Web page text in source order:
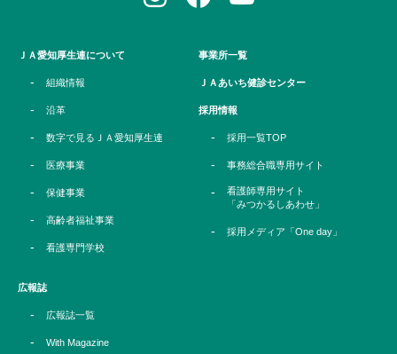
ＪＡ愛知厚生連について
組織情報
沿革
数字で見るＪＡ愛知厚生連
医療事業
保健事業
高齢者福祉事業
看護専門学校
事業所一覧
ＪＡあいち健診センター
採用情報
採用一覧TOP
事務総合職専用サイト
看護師専用サイト
「みつかるしあわせ」
採用メディア「One day」
広報誌
広報誌一覧
With Magazine